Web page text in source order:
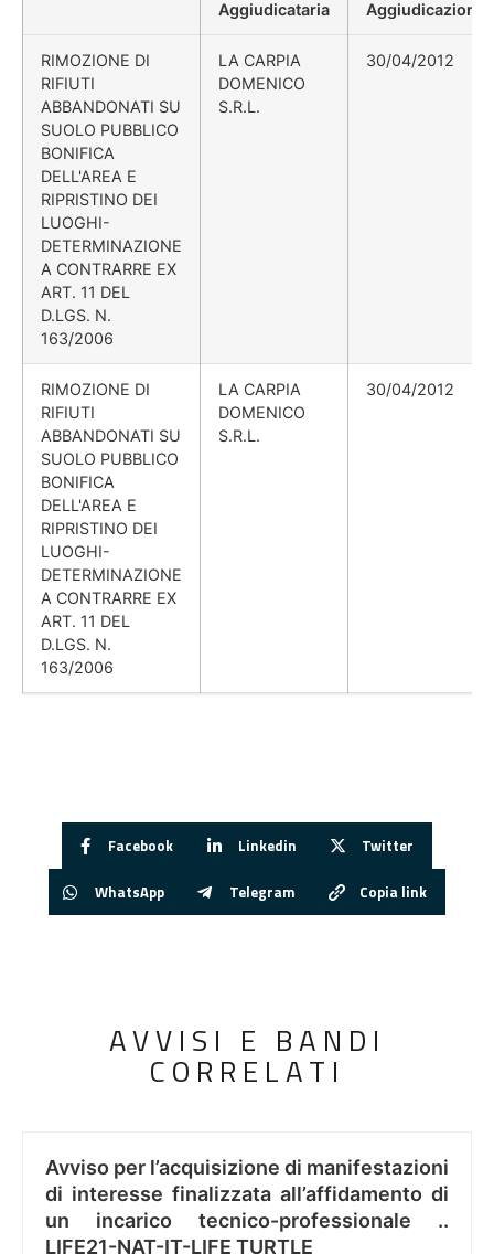
Aggiudicataria
Aggiudicazione
RIMOZIONE DI
RIFIUTI
ABBANDONATI SU
SUOLO PUBBLICO
BONIFICA
DELL'AREA E
RIPRISTINO DEI
LUOGHI-
DETERMINAZIONE
A CONTRARRE EX
ART. 11 DEL
D.LGS. N.
163/2006
LA CARPIA
DOMENICO
S.R.L.
30/04/2012
RIMOZIONE DI
RIFIUTI
ABBANDONATI SU
SUOLO PUBBLICO
BONIFICA
DELL'AREA E
RIPRISTINO DEI
LUOGHI-
DETERMINAZIONE
A CONTRARRE EX
ART. 11 DEL
D.LGS. N.
163/2006
LA CARPIA
DOMENICO
S.R.L.
30/04/2012
Facebook Linkedin Twitter
WhatsApp Telegram Copia link
AVVISI E BANDI
CORRELATI
Avviso per l’acquisizione di manifestazioni
di interesse finalizzata all’affidamento di
un incarico tecnico-professionale ..
LIFE21-NAT-IT-LIFE TURTLE